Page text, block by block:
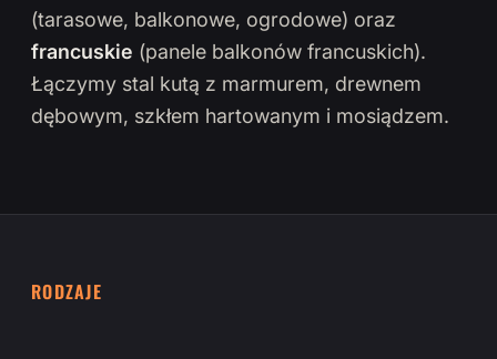
(tarasowe, balkonowe, ogrodowe) oraz
francuskie (panele balkonów francuskich).
Łączymy stal kutą z marmurem, drewnem
dębowym, szkłem hartowanym i mosiądzem.
RODZAJE